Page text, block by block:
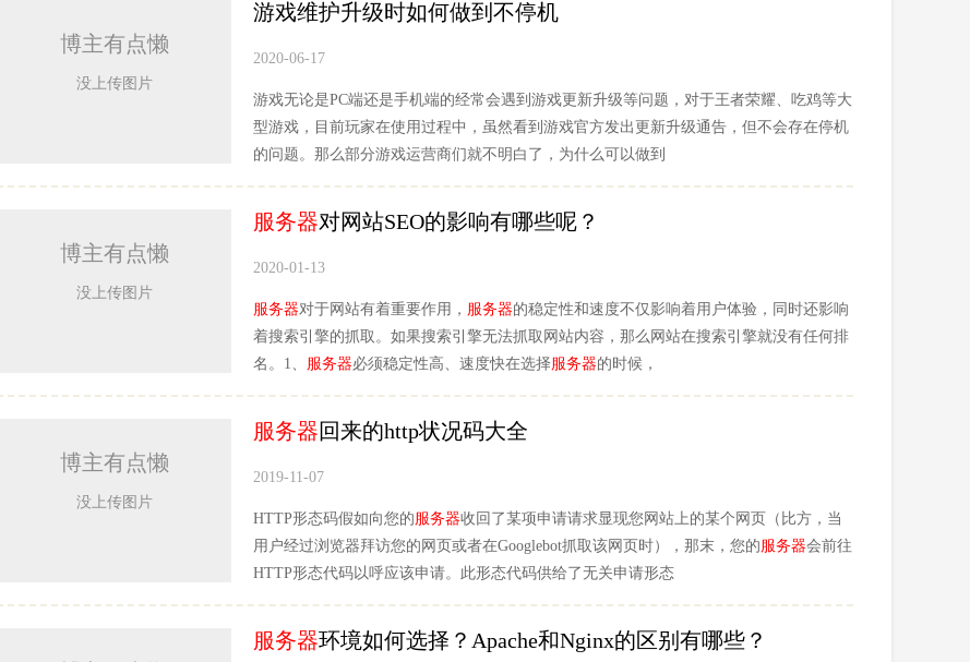
博主有点懒
没上传图片
游戏维护升级时如何做到不停机
2020-06-17
游戏无论是PC端还是手机端的经常会遇到游戏更新升级等问题，对于王者荣耀、吃鸡等大
型游戏，目前玩家在使用过程中，虽然看到游戏官方发出更新升级通告，但不会存在停机
的问题。那么部分游戏运营商们就不明白了，为什么可以做到
博主有点懒
没上传图片
服务器对网站SEO的影响有哪些呢？
2020-01-13
服务器对于网站有着重要作用， 服务器的稳定性和速度不仅影响着用户体验，同时还影响
着搜索引擎的抓取。如果搜索引擎无法抓取网站内容，那么网站在搜索引擎就没有任何排
名。1、 服务器必须稳定性高、速度快在选择服务器的时候，
博主有点懒
没上传图片
服务器回来的http状况码大全
2019-11-07
HTTP形态码假如向您的服务器收回了某项申请请求显现您网站上的某个网页（比方，当
用户经过浏览器拜访您的网页或者在Googlebot抓取该网页时），那末，您的服务器会前往
HTTP形态代码以呼应该申请。此形态代码供给了无关申请形态
服务器环境如何选择？Apache和Nginx的区别有哪些？